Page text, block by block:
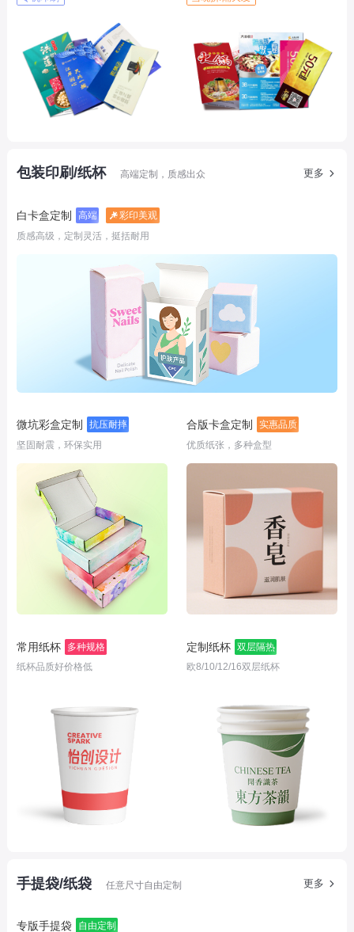
包装印刷/纸杯 高端定制，质感出众 更多
白卡盒定制 高端
彩印美观
质感高级，定制灵活，挺括耐用
微坑彩盒定制
抗压耐摔
坚固耐震，环保实用
合版卡盒定制
实惠品质
优质纸张，多种盒型
常用纸杯
多种规格
纸杯品质好价格低
定制纸杯 双层隔热
欧8/10/12/16双层纸杯
手提袋/纸袋 任意尺寸自由定制 更多
专版手提袋
自由定制